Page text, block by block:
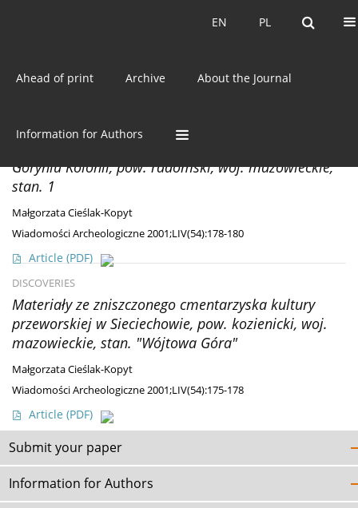
PL
EN PL
EN
Ahead of print Archive About the Journal
Information for Authors
AuthorMałgorzata Cieślak-Kopyt
DISCOVERIES
Goryniu Kolonii, pow. radomski, woj. mazowieckie,
stan. 1
Małgorzata Cieślak-Kopyt
Wiadomości Archeologiczne 2001;LIV(54):178-180
Article (PDF)
DISCOVERIES
Materiały ze zniszczonego cmentarzyska kultury
przeworskiej w Sieciechowie, pow. kozienicki, woj.
mazowieckie, stan. "Wójtowa Góra"
Małgorzata Cieślak-Kopyt
Wiadomości Archeologiczne 2001;LIV(54):175-178
Article (PDF)
Submit your paper
Information for Authors